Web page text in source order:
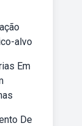
alvo
Em
De